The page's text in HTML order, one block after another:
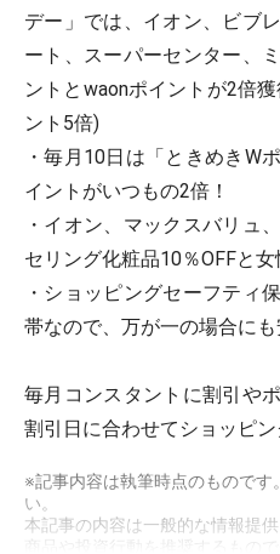
デー」では、イオン、ビブ
ート、スーパーセンター、
ントとwaonポイントが2倍
ント5倍)
・毎月10日は「ときめきW
イントがいつもの2倍！
・イオン、マックスバリュ
セリング化粧品10％OFFと女
・ショッピングセーフティ
帯なので、万が一の場合にも
毎月コンスタントに割引や
割引日に合わせてショッピ
※記事内容は執筆時点のものです
い。
本記事の内容は一般的な情報提